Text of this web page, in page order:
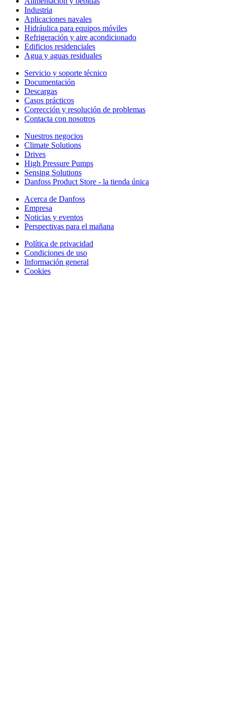
Industria
Aplicaciones navales
Hidráulica para equipos móviles
Refrigeración y aire acondicionado
Edificios residenciales
Agua y aguas residuales
Servicio y soporte técnico
Documentación
Descargas
Casos prácticos
Corrección y resolución de problemas
Contacta con nosotros
Nuestros negocios
Climate Solutions
Drives
High Pressure Pumps
Sensing Solutions
Danfoss Product Store - la tienda única
Acerca de Danfoss
Empresa
Noticias y eventos
Perspectivas para el mañana
Política de privacidad
Condiciones de uso
Información general
Cookies